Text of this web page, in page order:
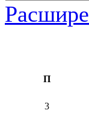
П
3